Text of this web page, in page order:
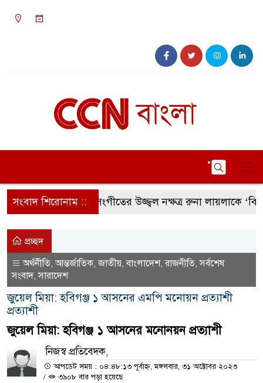
সংবাদ শিরোনাম ::সংগীতের উজ্জ্বল নক্ষত্র রুনা লায়লাকে ‘বিশেষ
প্রচ্ছদ
অর্থনীতি,আন্তর্জাতিক,জাতীয়,বাংলাদেশ,রাজনীতি,সর্বশেষ
সংবাদ,সারাদেশ
জুয়েল মিয়া: হবিগঞ্জ ১ আসনের এমপি মনোয়ন প্রত্যাশী
প্রত্যাশী
জুয়েল মিয়া: হবিগঞ্জ ১ আসনের মনোনয়ন প্রত্যাশী
নিজস্ব প্রতিবেদক,
আপডেট সময় : ০৪:৪৮:১৩ পূর্বাহ্ন, মঙ্গলবার, ৩১ অক্টোবর ২০২৩
/
৩৯০৮ বার পড়া হয়েছে